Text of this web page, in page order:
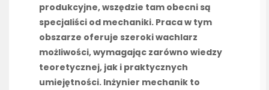
produkcyjne, wszędzie tam obecni są
specjaliści od mechaniki. Praca w tym
obszarze oferuje szeroki wachlarz
możliwości, wymagając zarówno wiedzy
teoretycznej, jak i praktycznych
umiejętności. Inżynier mechanik to